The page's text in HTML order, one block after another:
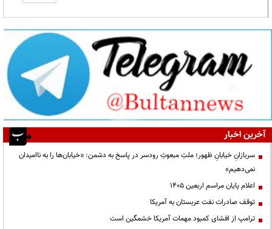
آخرین اخبار
سربازانِ خیابانِ ظهور؛ ملتِ مبعوثِ رودسر در پاسخ به دشمن: «خیابان‌ها را به ناامیدان
نمی‌دهیم»
اعلام پایان مراسم اربعین ۱۴۰۵
توقف صادرات نفت عربستان به آمریکا
ترامپ از افشای کمبود مهمات آمریکا خشمگین است